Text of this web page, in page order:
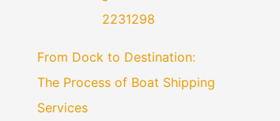
From Dock to Destination:
The Process of Boat Shipping
Services